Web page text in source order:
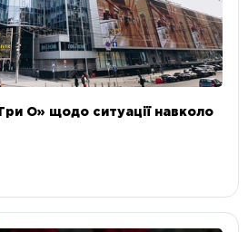
О» щодо ситуації навколо